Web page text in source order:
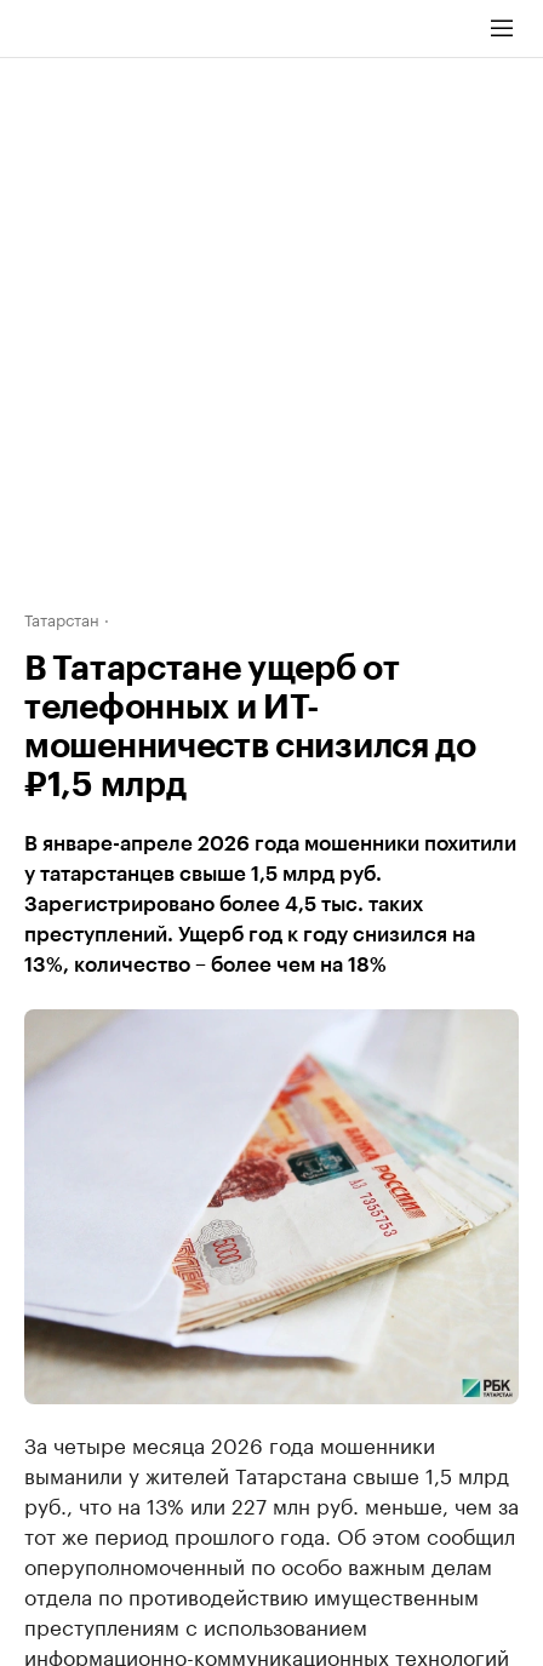
Татарстан
В Татарстане ущерб от
телефонных и ИТ-
мошенничеств снизился до
₽1,5 млрд
В январе-апреле 2026 года мошенники похитили
у татарстанцев свыше 1,5 млрд руб.
Зарегистрировано более 4,5 тыс. таких
преступлений. Ущерб год к году снизился на
13%, количество – более чем на 18%
За четыре месяца 2026 года мошенники
выманили у жителей Татарстана свыше 1,5 млрд
руб., что на 13% или 227 млн руб. меньше, чем за
тот же период прошлого года. Об этом сообщил
оперуполномоченный по особо важным делам
отдела по противодействию имущественным
преступлениям с использованием
информационно-коммуникационных технологий